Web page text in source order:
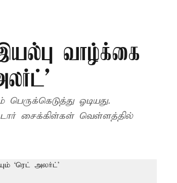
வாழ்க்கை
ஓடியது.
சைக்கிள்கள் வெள்ளத்தில்